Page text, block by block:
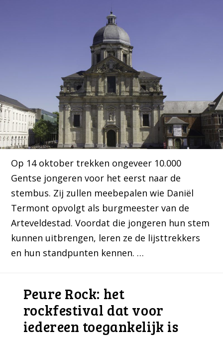
Op 14 oktober trekken ongeveer 10.000
Gentse jongeren voor het eerst naar de
stembus. Zij zullen meebepalen wie Daniël
Termont opvolgt als burgmeester van de
Arteveldestad. Voordat die jongeren hun stem
kunnen uitbrengen, leren ze de lijsttrekkers
en hun standpunten kennen. …
Peure Rock: het
rockfestival dat voor
iedereen toegankelijk is